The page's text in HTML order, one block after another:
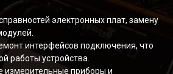
электронных плат, замену
интерфейсов подключения, что
работы устройства.
измерительные приборы и